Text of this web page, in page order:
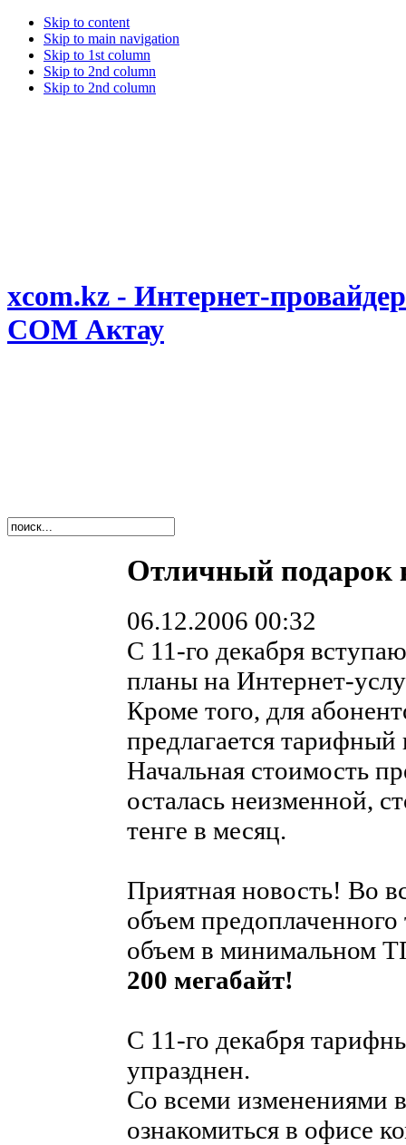
Skip to content
Skip to main navigation
Skip to 1st column
Skip to 2nd column
Skip to 2nd column
xcom.kz - Интернет-
COM Актау
Отличный подарок
06.12.2006 00:32
С 11-го декабря
планы на Интернет-
Кроме того, для
предлагается
Начальная стоимость
осталась неизменной,
тенге в месяц.
Приятная новость! Во
объем
объем в минимальном
200 мегабайт!
С 11-го декабря
упразднен.
Со всеми изменениями
ознакомиться в офисе